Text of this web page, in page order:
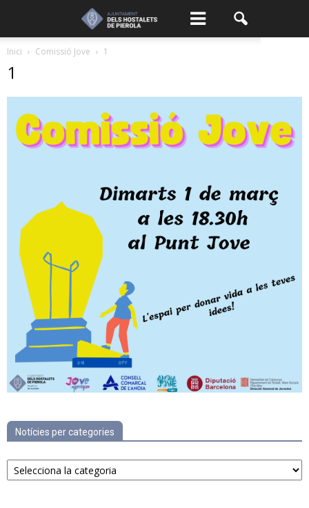
Inici Comissió Jove 1
1
Notícies per categories
Notícies
per